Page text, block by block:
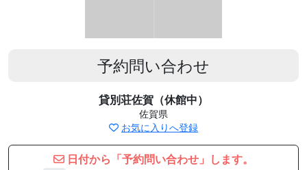
予約問い合わせ
貸別荘佐賀（休館中）
佐賀県
お気に入りへ登録
日付から「予約問い合わせ」します。